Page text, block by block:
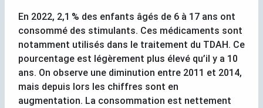
En 2022, 2,1 % des enfants âgés de 6 à 17 ans ont
consommé des stimulants. Ces médicaments sont
notamment utilisés dans le traitement du TDAH. Ce
pourcentage est légèrement plus élevé qu’il y a 10
ans. On observe une diminution entre 2011 et 2014,
mais depuis lors les chiffres sont en
augmentation. La consommation est nettement